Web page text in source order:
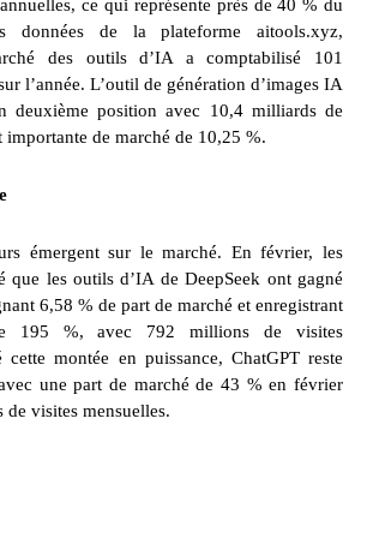
ce qui représente près de 40 % du
données de la plateforme aitools.xyz,
des outils d’IA a comptabilisé 101
l’année. L’outil de génération d’images IA
deuxième position avec 10,4 milliards de
importante de marché de 10,25 %.
émergent sur le marché. En février, les
que les outils d’IA de DeepSeek ont gagné
6,58 % de part de marché et enregistrant
195 %, avec 792 millions de visites
cette montée en puissance, ChatGPT reste
une part de marché de 43 % en février
visites mensuelles.